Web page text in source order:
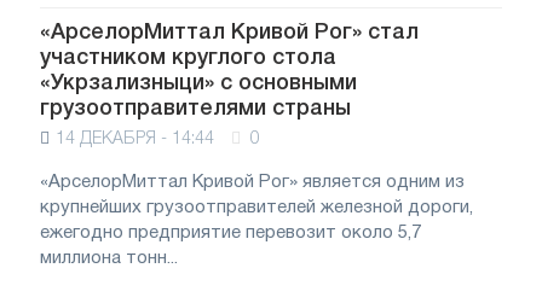
«АрселорМиттал Кривой Рог» стал
участником круглого стола
«Укрзализныци» с основными
грузоотправителями страны
14 ДЕКАБРЯ - 14:44 0
«АрселорМиттал Кривой Рог» является одним из
крупнейших грузоотправителей железной дороги,
ежегодно предприятие перевозит около 5,7
миллиона тонн...